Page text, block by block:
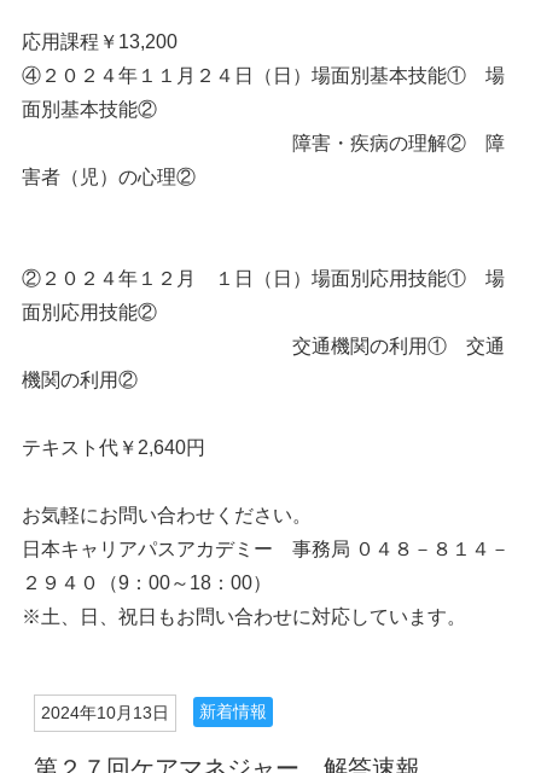
応用課程￥13,200
④２０２４年１１月２４日（日）場面別基本技能① 場
面別基本技能②
障害・疾病の理解② 障
害者（児）の心理②
②２０２４年１２月 １日（日）場面別応用技能① 場
面別応用技能②
交通機関の利用① 交通
機関の利用②
テキスト代￥2,640円
お気軽にお問い合わせください。
日本キャリアパスアカデミー 事務局 ０４８－８１４－
２９４０（9：00～18：00）
※土、日、祝日もお問い合わせに対応しています。
2024年10月13日 新着情報